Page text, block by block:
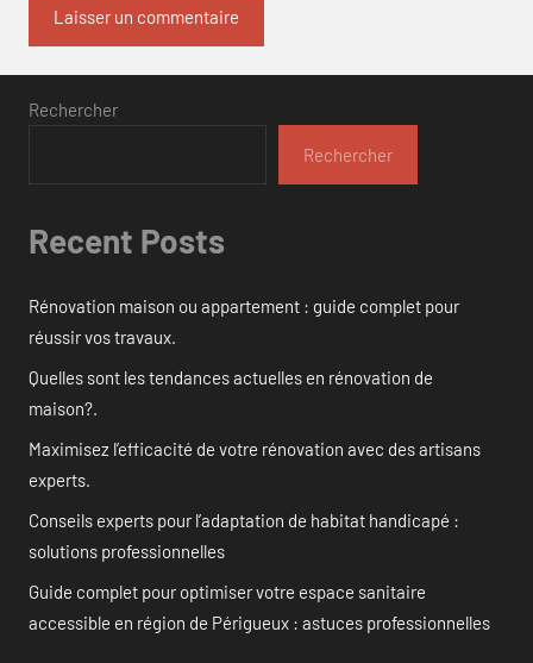
Rechercher
Rechercher
Recent Posts
Rénovation maison ou appartement : guide complet pour
réussir vos travaux.
Quelles sont les tendances actuelles en rénovation de
maison?.
Maximisez l’efficacité de votre rénovation avec des artisans
experts.
Conseils experts pour l’adaptation de habitat handicapé :
solutions professionnelles
Guide complet pour optimiser votre espace sanitaire
accessible en région de Périgueux : astuces professionnelles